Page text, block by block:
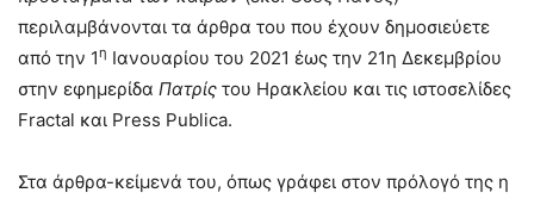
περιλαμβάνονται τα άρθρα του που έχουν δημοσιεύετε
από την 1η Ιανουαρίου του 2021 έως την 21η Δεκεμβρίου
στην εφημερίδα Πατρίς του Ηρακλείου και τις ιστοσελίδες
Fractal και Press Publica.
Στα άρθρα-κείμενά του, όπως γράφει στον πρόλογό της η